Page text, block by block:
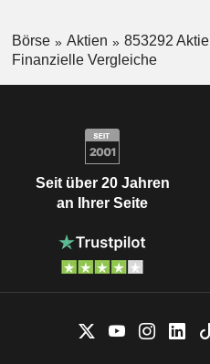
Börse Aktien 853292 Aktie
Finanzielle Vergleiche
Seit über 20 Jahren
an Ihrer Seite